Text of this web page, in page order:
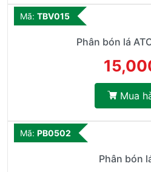
Mã: TBV015
Phân bón lá
Mua
Mã: PB0502
Phân bón